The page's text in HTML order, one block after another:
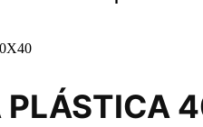
PLÁSTICA